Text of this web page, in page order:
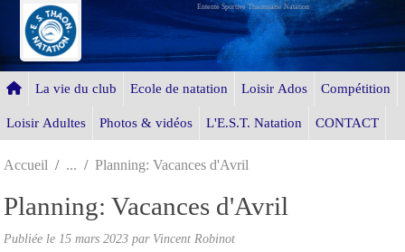
Entente Sportive Thaonnaise Natation
La vie du club Ecole de natation Loisir Ados Compétition
Loisir Adultes Photos & vidéos L'E.S.T. Natation CONTACT
Accueil Planning: Vacances d'Avril
Planning: Vacances d'Avril
Publiée le 15 mars 2023 par Vincent Robinot
Panneau de gestion des cookies